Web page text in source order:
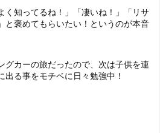
く知ってるね！」「凄いね！」「リサ
と褒めてもらいたい！というのが本音
グカーの旅だったので、次は子供を連
る事をモチベに日々勉強中！